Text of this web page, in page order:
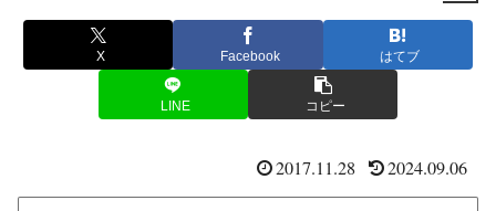
X Facebook はてブ
LINE コピー
2017.11.28 2024.09.06